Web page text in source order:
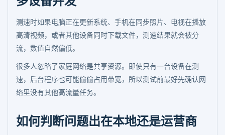
测速时如果电脑正在更新系统、手机在同步照片、电视在播放
高清视频，或者其他设备同时下载文件，测速结果就会被分
流，数值自然偏低。
很多人忽略了家庭网络是共享资源。即使只有一台设备在测
速，后台程序也可能偷偷占用带宽，所以测试前最好先确认网
络里没有其他高流量任务。
如何判断问题出在本地还是运营商